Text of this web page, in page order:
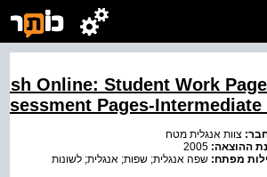
Online: Student Work
Pages-Intermediate
צוות אנגלית מטח
ההוצאה:
מפתח: שפה אנגלית; שפות; אנגלית; לשונות